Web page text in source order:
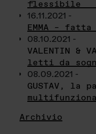
flessibile
16.11.2021 -
EMMA –
08.10.2021 -
VALENTIN &
letti da
08.09.2021 -
GUSTAV, la
Archivio